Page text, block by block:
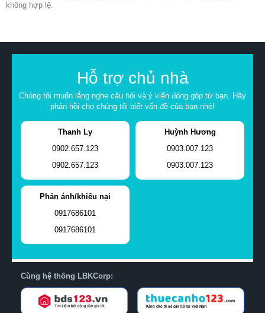
không hợp lệ.
Hỗ trợ chủ nhà
Chúng tôi muốn lắng nghe câu hỏi và ý kiến đóng góp từ bạn. Hãy
phản hồi cho chúng tôi biết vấn đề của bạn nhé!
Thanh Ly
0902.657.123
0902.657.123
Huỳnh Hương
0903.007.123
0903.007.123
Phản ánh/khiếu nại
0917686101
0917686101
Cùng hệ thống LBKCorp: